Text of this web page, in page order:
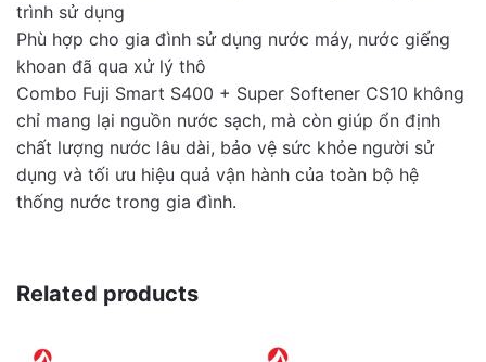
trình sử dụng
Phù hợp cho gia đình sử dụng nước máy, nước giếng
khoan đã qua xử lý thô
Combo Fuji Smart S400 + Super Softener CS10 không
chỉ mang lại nguồn nước sạch, mà còn giúp ổn định
chất lượng nước lâu dài, bảo vệ sức khỏe người sử
dụng và tối ưu hiệu quả vận hành của toàn bộ hệ
thống nước trong gia đình.
Related products